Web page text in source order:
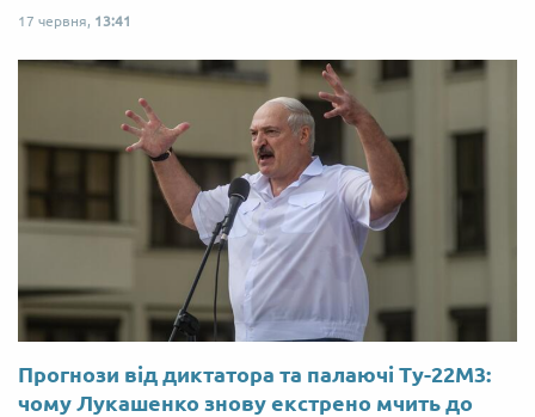
17 червня, 13:41
Прогнози від диктатора та палаючі Ту-22М3:
чому Лукашенко знову екстрено мчить до